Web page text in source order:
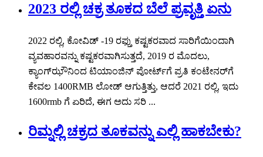
2023 ರಲ್ಲಿ ಚಕ್ರ ತೂಕದ ಬೆಲೆ ಪ್ರವೃತ್ತಿ ಏನು
2022 ರಲ್ಲಿ, ಕೋವಿಡ್ -19 ರಫ್ತು ಕಷ್ಟಕರವಾದ ಸಾರಿಗೆಯಿಂದಾಗಿ
ವ್ಯವಹಾರವನ್ನು ಕಷ್ಟಕರವಾಗಿಸುತ್ತದೆ, 2019 ರ ಮೊದಲು,
ಕ್ಯಾಂಗ್‌ಝೌನಿಂದ ಟಿಯಾಂಜಿನ್ ಪೋರ್ಟ್‌ಗೆ ಪ್ರತಿ ಕಂಟೇನರ್‌ಗೆ
ಕೇವಲ 1400RMB ಲೋಡ್ ಆಗುತ್ತಿತ್ತು, ಆದರೆ 2021 ರಲ್ಲಿ, ಇದು
1600rmb ಗೆ ಏರಿದೆ, ಈಗ ಅದು ಸರಿ ...
ರಿಮ್ನಲ್ಲಿ ಚಕ್ರದ ತೂಕವನ್ನು ಎಲ್ಲಿ ಹಾಕಬೇಕು?